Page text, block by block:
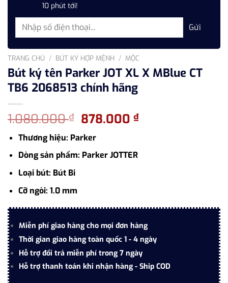
10 phút tới!
TRANG CHỦ / BÚT KÝ HỢP MỆNH / MỘC
Bút ký tên Parker JOT XL X MBlue CT
TB6 2068513 chính hãng
1.080.000₫ Giá
gốc
là:
1.080.000 ₫.
878.000₫Giá
Thương hiệu: Parker
Dòng sản phẩm: Parker JOTTER
Loại bút: Bút Bi
Cỡ ngòi: 1.0 mm
Miễn phí giao hàng cho mọi đơn hàng
Thời gian giao hàng toàn quốc 1 - 4 ngày
Hỗ trợ đổi trả miễn phí trong 7 ngày
Hỗ trợ thanh toán khi nhận hàng - Ship COD